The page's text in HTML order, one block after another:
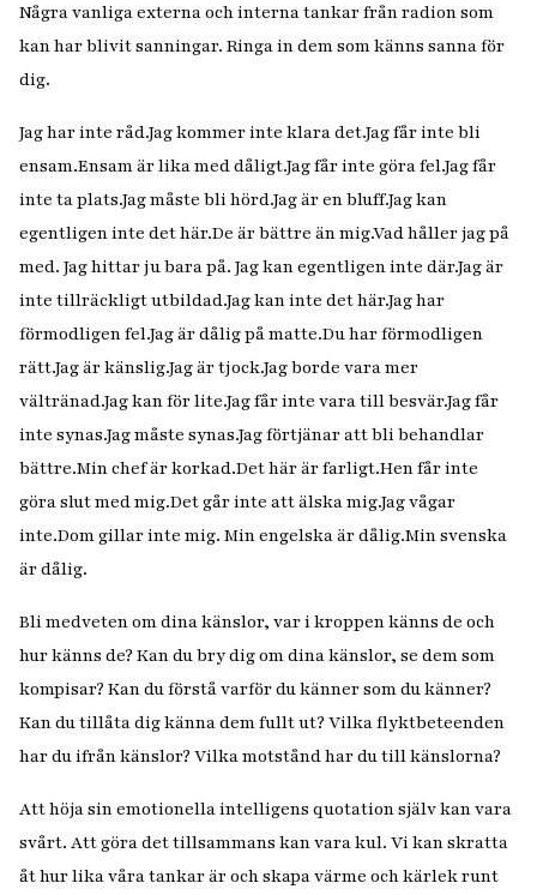
Några vanliga externa och interna tankar från radion som
kan har blivit sanningar. Ringa in dem som känns sanna för
dig.
Jag har inte råd.Jag kommer inte klara det.Jag får inte bli
ensam.Ensam är lika med dåligt.Jag får inte göra fel.Jag får
inte ta plats.Jag måste bli hörd.Jag är en bluff.Jag kan
egentligen inte det här.De är bättre än mig.Vad håller jag på
med. Jag hittar ju bara på. Jag kan egentligen inte där.Jag är
inte tillräckligt utbildad.Jag kan inte det här.Jag har
förmodligen fel.Jag är dålig på matte.Du har förmodligen
rätt.Jag är känslig.Jag är tjock.Jag borde vara mer
vältränad.Jag kan för lite.Jag får inte vara till besvär.Jag får
inte synas.Jag måste synas.Jag förtjänar att bli behandlar
bättre.Min chef är korkad.Det här är farligt.Hen får inte
göra slut med mig.Det går inte att älska mig.Jag vågar
inte.Dom gillar inte mig. Min engelska är dålig.Min svenska
är dålig.
Bli medveten om dina känslor, var i kroppen känns de och
hur känns de? Kan du bry dig om dina känslor, se dem som
kompisar? Kan du förstå varför du känner som du känner?
Kan du tillåta dig känna dem fullt ut? Vilka flyktbeteenden
har du ifrån känslor? Vilka motstånd har du till känslorna?
Att höja sin emotionella intelligens quotation själv kan vara
svårt. Att göra det tillsammans kan vara kul. Vi kan skratta
åt hur lika våra tankar är och skapa värme och kärlek runt